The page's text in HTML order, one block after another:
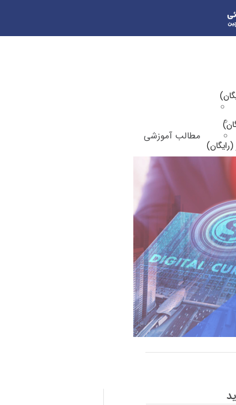
مطالب آموزشی